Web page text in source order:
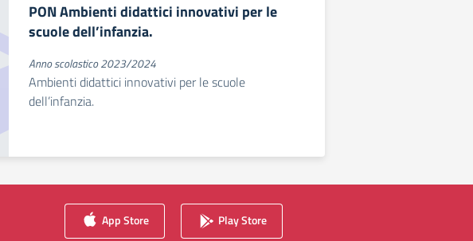
PON Ambienti didattici innovativi per le
scuole dell’infanzia.
Anno scolastico 2023/2024
Ambienti didattici innovativi per le scuole
dell’infanzia.
App Store Play Store